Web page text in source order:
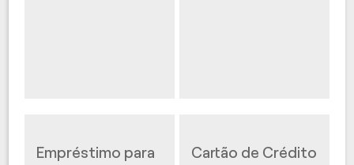
Empréstimo para
Cartão de Crédito